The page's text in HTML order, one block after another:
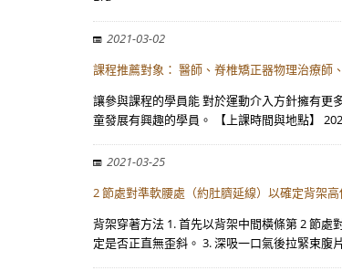
2021-03-02
課程推薦對象： 醫師、脊椎矯正器物理治療師
讓參與課程的學員能 對於運動介入方針擁有
童發展有興趣的學員。 【上課時間與地點】
2021-03-25
2 節處對準軟腰處（約肚臍延線）以確定背架
背架穿著方法 1. 首先以背架中間橫條第 2 節
定是否正直無歪斜。 3. 深吸一口氣後拉緊束腹